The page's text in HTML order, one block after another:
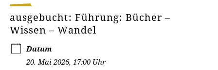
ausgebucht: Führung: Bücher –
Wissen – Wandel
Datum
20. Mai 2026, 17:00 Uhr